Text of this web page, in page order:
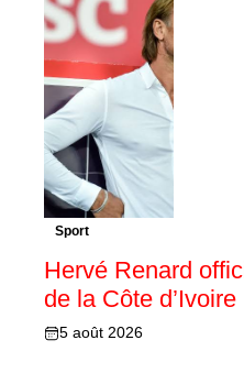
Sport
Hervé Renard
de la Côte d’Ivoire
5 août 2026